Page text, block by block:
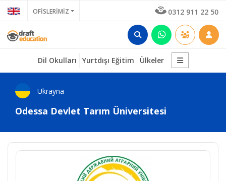
OFİSLERİMİZ 0312 911 22 50
Dil Okulları Yurtdışı Eğitim Ülkeler
Ukrayna
Odessa Devlet Tarım Üniversitesi